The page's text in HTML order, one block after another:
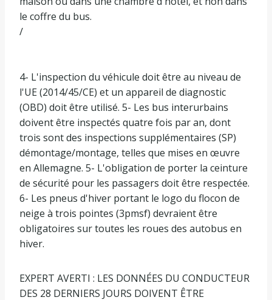
le coffre du bus.
/
4- L'inspection du véhicule doit être au niveau de
l'UE (2014/45/CE) et un appareil de diagnostic
(OBD) doit être utilisé. 5- Les bus interurbains
doivent être inspectés quatre fois par an, dont
trois sont des inspections supplémentaires (SP)
démontage/montage, telles que mises en œuvre
en Allemagne. 5- L'obligation de porter la ceinture
de sécurité pour les passagers doit être respectée.
6- Les pneus d'hiver portant le logo du flocon de
neige à trois pointes (3pmsf) devraient être
obligatoires sur toutes les roues des autobus en
hiver.
EXPERT AVERTI : LES DONNÉES DU CONDUCTEUR
DES 28 DERNIERS JOURS DOIVENT ÊTRE